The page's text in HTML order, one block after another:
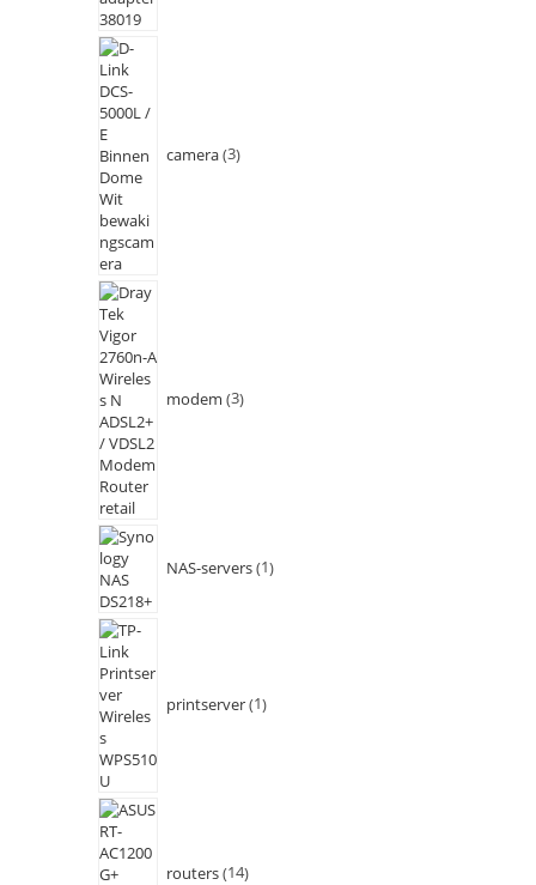
camera 3
modem 3
NAS-servers 1
printserver 1
routers 14